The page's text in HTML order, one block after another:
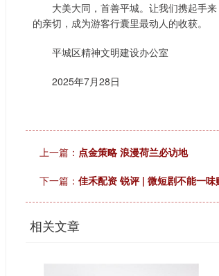
大美大同，首善平城。让我们携起手来
的亲切，成为游客行囊里最动人的收获。
平城区精神文明建设办公室
2025年7月28日
上一篇： 点金策略 浪漫荷兰必访地
下一篇： 佳禾配资 锐评 | 微短剧不能一味
相关文章